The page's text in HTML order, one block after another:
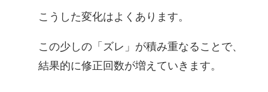
こうした変化はよくあります。
この少しの「ズレ」が積み重なることで、
結果的に修正回数が増えていきます。